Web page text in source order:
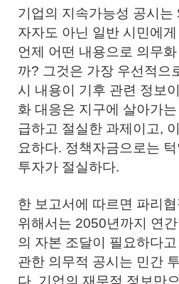
기업의 지속가능성 공시는
자자도 아닌 일반 시민에
언제 어떤 내용으로 의무
까? 그것은 가장 우선적으
시 내용이 기후 관련 정보
화 대응은 지구에 살아가
급하고 절실한 과제이고,
요하다. 정책자금으로는
투자가 절실하다.
한 보고서에 따르면 파리협
위해서는 2050년까지 연
의 자본 조달이 필요하다
관한 의무적 공시는 민간
다. 기업의 재무적 정보만